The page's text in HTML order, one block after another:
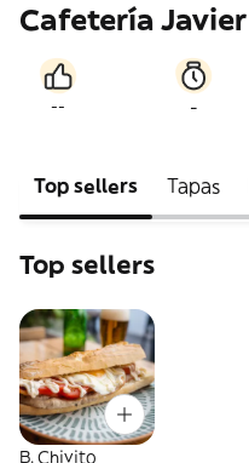
Cafetería Javier
-- -
Top sellers Tapas
Top sellers
B. Chivito